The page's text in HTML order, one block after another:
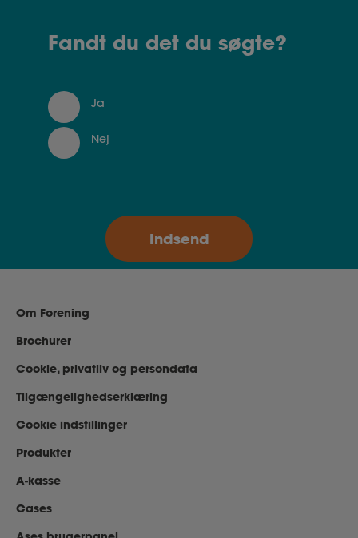
Fandt du det du søgte?
Ja
Nej
Om Forening
Brochurer
Cookie, privatliv og persondata
Tilgængelighedserklæring
Cookie indstillinger
Produkter
A-kasse
Cases